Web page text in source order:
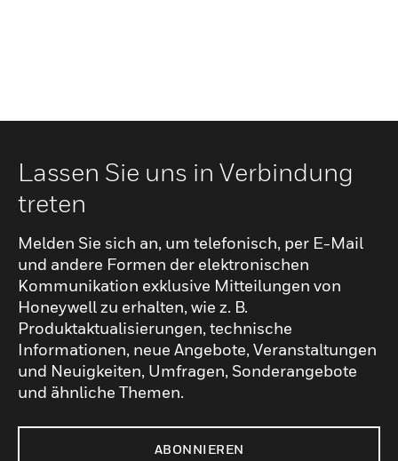
Lassen Sie uns in Verbindung
treten
Melden Sie sich an, um telefonisch, per E-Mail
und andere Formen der elektronischen
Kommunikation exklusive Mitteilungen von
Honeywell zu erhalten, wie z. B.
Produktaktualisierungen, technische
Informationen, neue Angebote, Veranstaltungen
und Neuigkeiten, Umfragen, Sonderangebote
und ähnliche Themen.
ABONNIEREN